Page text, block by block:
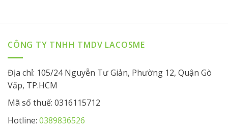
CÔNG TY TNHH TMDV LACOSME
Địa chỉ: 105/24 Nguyễn Tư Giản, Phường 12, Quận Gò
Vấp, TP.HCM
Mã số thuế: 0316115712
Hotline: 0389836526